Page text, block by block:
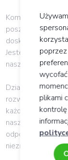
Kompetencje to
poszukiwane i
doskonalenia
Jesteśmy firmą,
naszych
Dział zasobów
rozwijania
każdy
naszą pracę, jest
niezmiennie od
plikami